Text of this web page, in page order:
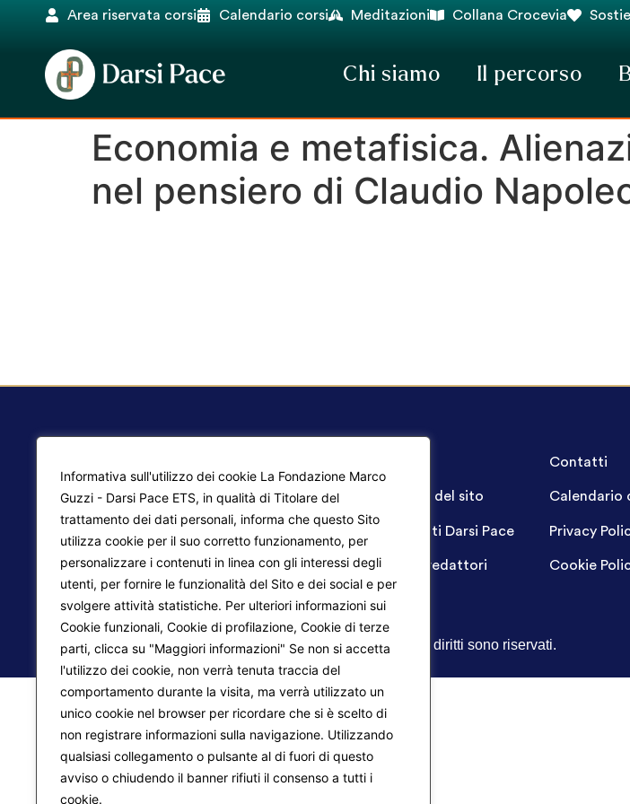
Informativa sull'utilizzo dei cookie La Fondazione Marco
Guzzi - Darsi Pace ETS, in qualità di Titolare del
trattamento dei dati personali, informa che questo Sito
utilizza cookie per il suo corretto funzionamento, per
personalizzare i contenuti in linea con gli interessi degli
utenti, per fornire le funzionalità del Sito e dei social e per
svolgere attività statistiche. Per ulteriori informazioni sui
Cookie funzionali, Cookie di profilazione, Cookie di terze
parti, clicca su "Maggiori informazioni" Se non si accetta
l'utilizzo dei cookie, non verrà tenuta traccia del
comportamento durante la visita, ma verrà utilizzato un
unico cookie nel browser per ricordare che si è scelto di
non registrare informazioni sulla navigazione. Utilizzando
qualsiasi collegamento o pulsante al di fuori di questo
avviso o chiudendo il banner rifiuti il consenso a tutti i
cookie.
Area riservata corsi Calendario corsi Meditazioni Collana Crocevia
Chi siamo Il percorso
Economia e metafisica.
nel pensiero di Claudio
Liberazione interiore
Trasformazione del mondo
Mappa del sito
Progetti Darsi Pace
Login redattori
Contatti
Calendario
Privacy
Cookie
© 2026Fondazione Marco Guzzi – Darsi Pace ETS. Tutti i diritti sono riservati.